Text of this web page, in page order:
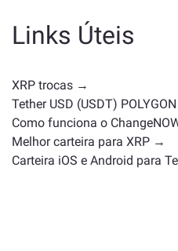
moeda de governança ou
Alternativas comuns
com casos de uso ou
semelhantes. Confira
troca na página principal de
Links Úteis
XRP trocas →
Tether USD (USDT)
Como funciona o
Melhor carteira para XRP →
Carteira iOS e Android para